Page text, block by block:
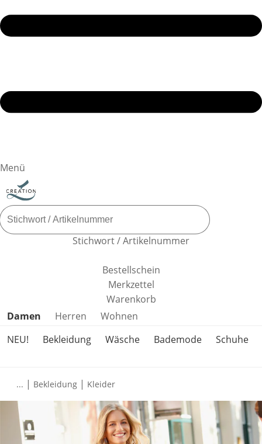
Menü
Stichwort / Artikelnummer
Bestellschein
Merkzettel
Warenkorb
Produktkategorien überspringen
Damen Herren
Wohnen
NEU!
Bekleidung Wäsche Bademode Schuhe
... | Bekleidung | Kleider